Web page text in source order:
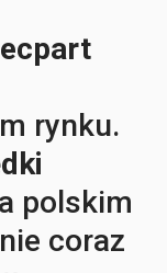
rynku.
polskim
coraz